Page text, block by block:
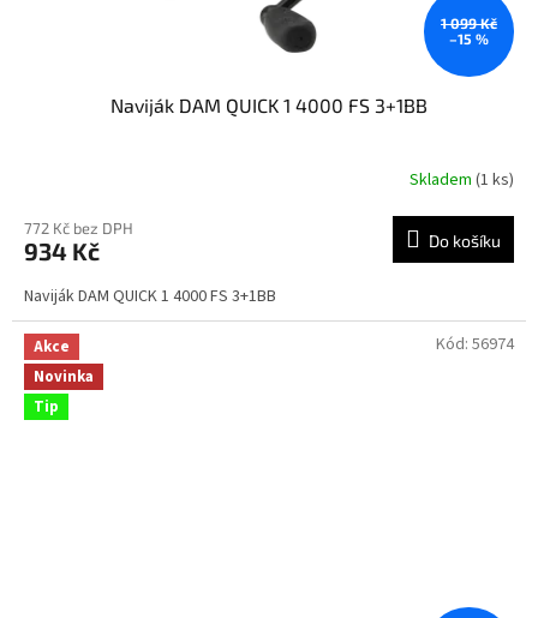
1 099 Kč
–15 %
Naviják DAM QUICK 1 4000 FS 3+1BB
Skladem (1 ks)
772 Kč bez DPH
934 Kč Do košíku
Naviják DAM QUICK 1 4000 FS 3+1BB
Akce
Novinka
Tip
Kód: 56974